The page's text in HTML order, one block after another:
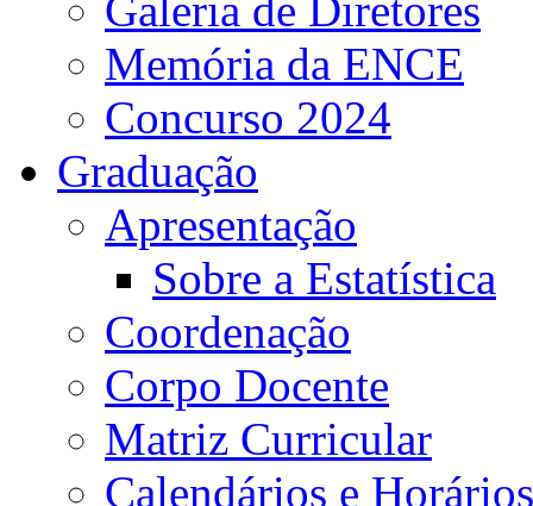
Memória da ENCE
Concurso 2024
Graduação
Apresentação
Sobre a Estatística
Coordenação
Corpo Docente
Matriz Curricular
Calendários e Horários